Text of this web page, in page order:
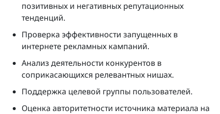
позитивных и негативных репутационных
тенденций.
Проверка эффективности запущенных в
интернете рекламных кампаний.
Анализ деятельности конкурентов в
соприкасающихся релевантных нишах.
Поддержка целевой группы пользователей.
Оценка авторитетности источника материала на